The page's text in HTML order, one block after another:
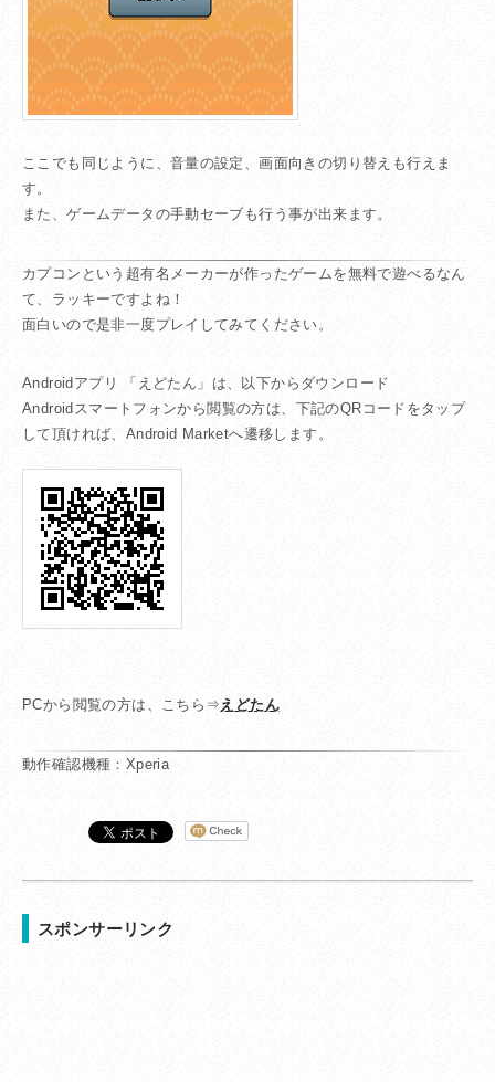
ここでも同じように、音量の設定、画面向きの切り替えも行えま
す。
また、ゲームデータの手動セーブも行う事が出来ます。
カプコンという超有名メーカーが作ったゲームを無料で遊べるなん
て、ラッキーですよね！
面白いので是非一度プレイしてみてください。
Androidアプリ 「えどたん」は、以下からダウンロード
Androidスマートフォンから閲覧の方は、下記のQRコードをタップ
して頂ければ、Android Marketへ遷移します。
PCから閲覧の方は、こちら⇒ えどたん
動作確認機種：Xperia
スポンサーリンク